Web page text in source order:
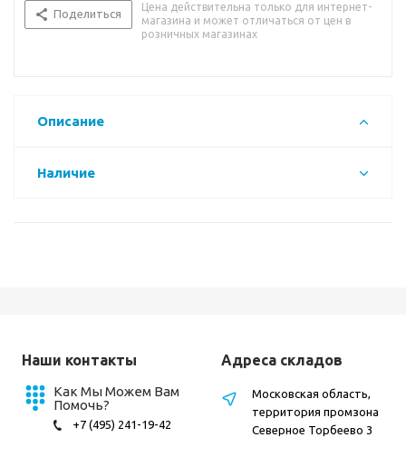
Поделиться
Цена действительна только для интернет-
магазина и может отличаться от цен в
розничных магазинах
Описание
Наличие
Наши контакты
Как Мы Можем Вам
Помочь?
+7 (495) 241-19-42
Адреса складов
Московская область,
территория промзона
Северное Торбеево 3